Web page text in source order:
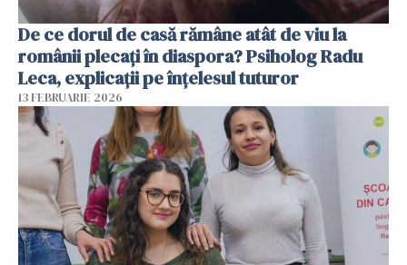
De ce dorul de casă rămâne atât de viu la
românii plecați în diaspora? Psiholog Radu
Leca, explicații pe înțelesul tuturor
13 FEBRUARIE 2026